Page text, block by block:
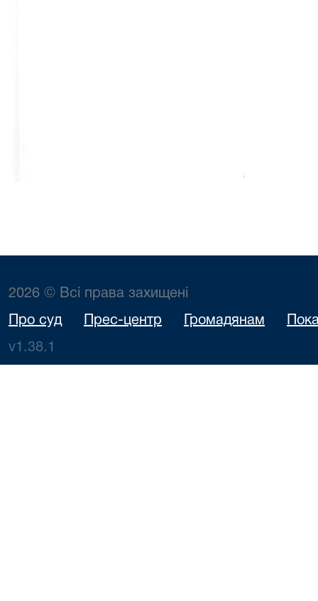
2026 © Всі права захищені
Про суд Прес-центр Громадянам
v1.38.1